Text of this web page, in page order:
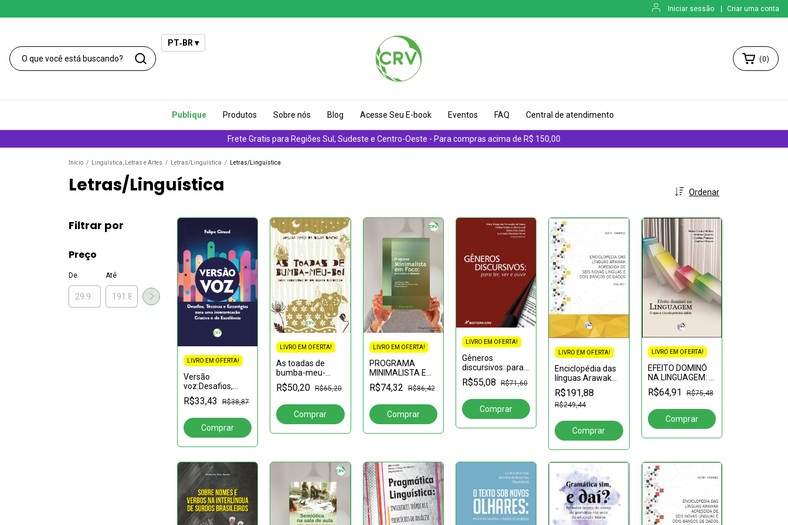
Iniciar sessão Criar uma conta
Frete Gratis para Regiões Sul, Sudeste e Centro-Oeste - Para compras acima de R$ 150,00
(0)
Publique Produtos Sobre nós Blog Acesse Seu E-book Eventos FAQ Central de atendimento
PT‑BR ▾
Início / Linguística, Letras e Artes / Letras/Linguística / Letras/Linguística
Letras/Linguística Ordenar
Filtrar por
Preço
De Até
LIVRO EM OFERTA!
Versão
voz:Desafios,
técnicas e
estratégias para
interpretação
criativa e de
R$33,43 R$38,87
LIVRO EM OFERTA!
As toadas de
bumba-meu-
boi:Sobre
enunciados de um
R$50,20 R$65,20
LIVRO EM OFERTA!
PROGRAMA
MINIMALISTA EM
FOCO:princípios e
debates
R$74,32 R$86,42
LIVRO EM OFERTA!
Gêneros
discursivos: para
ler, ver e ouvir
R$55,08 R$71,60
LIVRO EM OFERTA!
Enciclopédia das
línguas Arawak
acrescida de seis
novas línguas e
dois bancos de
Volume 1
R$191,88
R$249,44
LIVRO EM OFERTA!
EFEITO DOMINÓ
NA LINGUAGEM: o
que a escola
precisa saber
R$64,91 R$75,48